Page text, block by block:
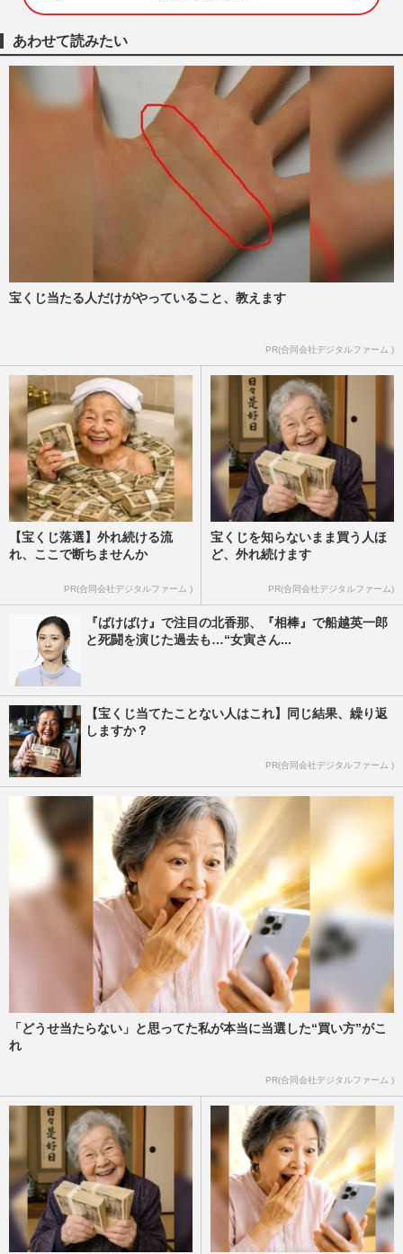
あわせて読みたい
宝くじ当たる人だけがやっていること、教えます
PR(合同会社デジタルファーム )
【宝くじ落選】外れ続ける流
れ、ここで断ちませんか
PR(合同会社デジタルファーム )
宝くじを知らないまま買う人ほ
ど、外れ続けます
PR(合同会社デジタルファーム)
『ばけばけ』で注目の北香那、『相棒』で船越英一郎
と死闘を演じた過去も…“女寅さん...
【宝くじ当てたことない人はこれ】同じ結果、繰り返
しますか？
PR(合同会社デジタルファーム )
「どうせ当たらない」と思ってた私が本当に当選した“買い方”がこ
れ
PR(合同会社デジタルファーム )